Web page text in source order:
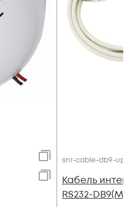
snr-cable-db9-ups
Кабель
RS232-DB9(M)